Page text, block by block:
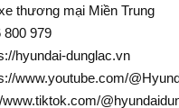
thương mại Miền Trung
800 979
hyundai-dunglac.vn
www.youtube.com/